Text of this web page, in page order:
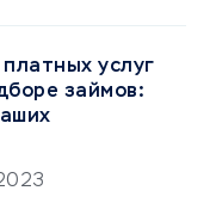
услуг
займов: